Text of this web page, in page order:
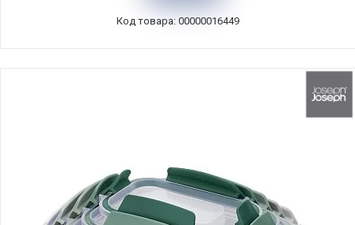
Код товара: 00000016449